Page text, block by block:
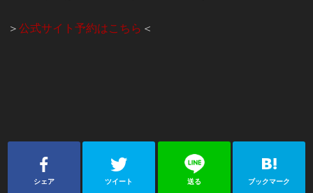
＞公式サイト予約はこちら ＜
シェア ツイート 送る ブックマーク